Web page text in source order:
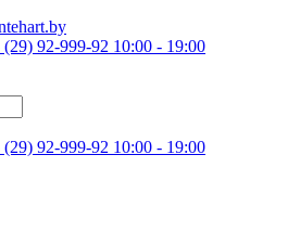
(29) 92-999-92 10:00 - 19:00
(29) 92-999-92 10:00 - 19:00